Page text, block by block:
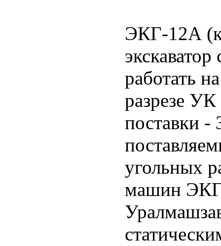
ЭКГ-12А
работать
разрезе
поставки -
угольных
машин